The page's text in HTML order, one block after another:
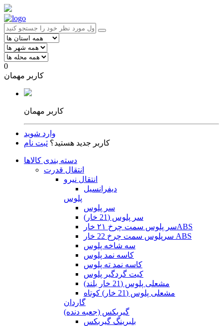
0
کاربر مهمان
کاربر مهمان
وارد شوید
کاربر جدید هستید؟ ثبت نام
دسته بندی کالاها
انتقال قدرت
انتقال نیرو
دیفرانسیل
پلوس
سر پلوس
سر پلوس (21 خار)
سر پلوس سمت چرخ ۲۱ خارABS
سرپلوس سمت چرخ 22 خار ABS
سه شاخه پلوس
کاسه نمد پلوس
کاسه نمد ته پلوس
کیت گردگیر پلوس
مشعلی پلوس (21 خار بلند)
مشعلی پلوس (21 خار) کوتاه
گاردان
گیربکس (جعبه دنده)
بلبرینگ گیربکس